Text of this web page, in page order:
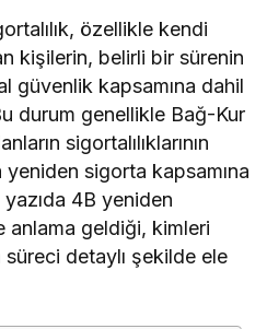
özellikle kendi
kişilerin, belirli bir sürenin
güvenlik kapsamına dahil
durum genellikle Bağ-Kur
sigortalılıklarının
sigorta kapsamına
yazıda 4B yeniden
anlama geldiği, kimleri
süreci detaylı şekilde ele